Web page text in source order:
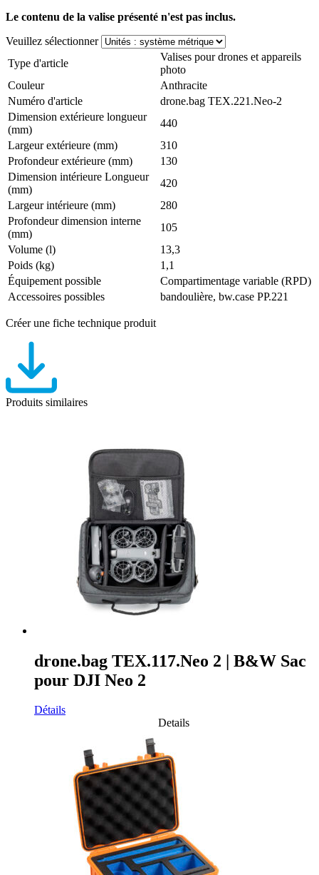
Le contenu de la valise présenté n'est pas inclus.
Veuillez sélectionner
Type d'article
Valises pour drones et appareils
photo
Couleur
Anthracite
Numéro d'article
drone.bag TEX.221.Neo-2
Dimension extérieure longueur
(mm)
440
Largeur extérieure (mm)
310
Profondeur extérieure (mm)
130
Dimension intérieure Longueur
(mm)
420
Largeur intérieure (mm)
280
Profondeur dimension interne
(mm)
105
Volume (l)
13,3
Poids (kg)
1,1
Équipement possible
Compartimentage variable (RPD)
Accessoires possibles
bandoulière, bw.case PP.221
Créer une fiche technique produit
Produits similaires
drone.bag TEX.117.Neo 2 | B&W Sac
pour DJI Neo 2
Détails
Details